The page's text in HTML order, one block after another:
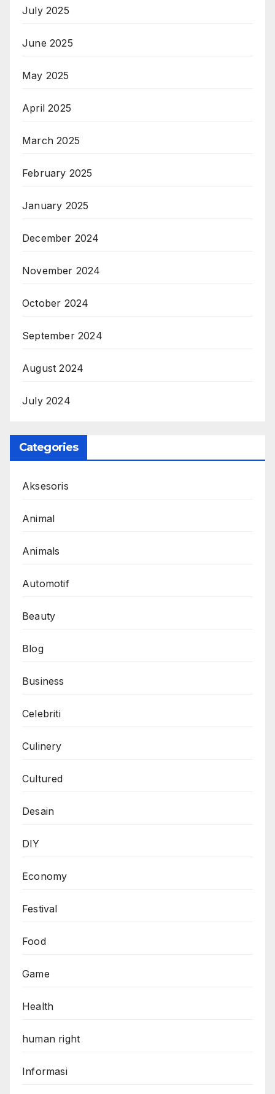
July 2025
June 2025
May 2025
April 2025
March 2025
February 2025
January 2025
December 2024
November 2024
October 2024
September 2024
August 2024
July 2024
Categories
Aksesoris
Animal
Animals
Automotif
Beauty
Blog
Business
Celebriti
Culinery
Cultured
Desain
DIY
Economy
Festival
Food
Game
Health
human right
Informasi